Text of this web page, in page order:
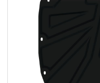
Slide 1 of 2